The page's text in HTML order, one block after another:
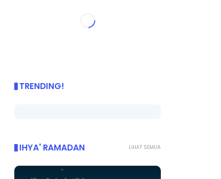
TRENDING!
LIHAT SEMUA
IHYA' RAMADAN